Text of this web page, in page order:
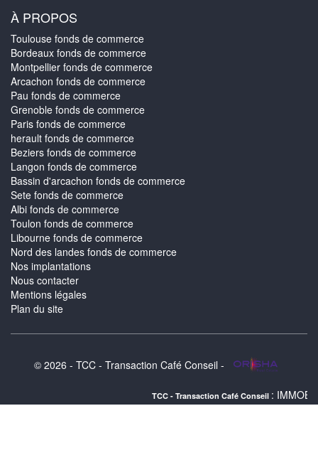
À PROPOS
Toulouse fonds de commerce
Bordeaux fonds de commerce
Montpellier fonds de commerce
Arcachon fonds de commerce
Pau fonds de commerce
Grenoble fonds de commerce
Paris fonds de commerce
herault fonds de commerce
Beziers fonds de commerce
Langon fonds de commerce
Bassin d'arcachon fonds de commerce
Sete fonds de commerce
Albi fonds de commerce
Toulon fonds de commerce
Libourne fonds de commerce
Nord des landes fonds de commerce
Nos implantations
Nous contacter
Mentions légales
Plan du site
© 2026 - TCC - Transaction Café Conseil -
TCC - Transaction Café Conseil: IMMOBILIER LA